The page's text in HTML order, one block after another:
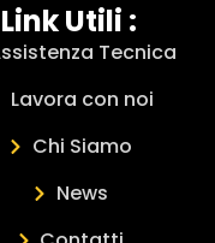
Link Utili :
Tecnica
Lavora con noi
Chi Siamo
News